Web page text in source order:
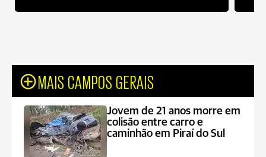
MAIS CAMPOS GERAIS
Jovem de 21 anos morre em
colisão entre carro e
caminhão em Piraí do Sul